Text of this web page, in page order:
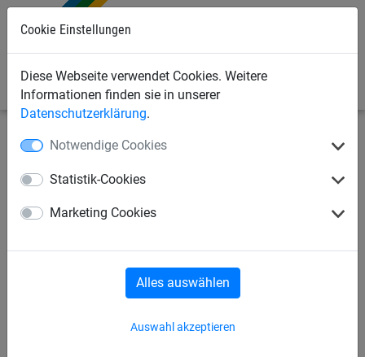
Cookie Einstellungen
Diese Webseite verwendet Cookies. Weitere
Informationen finden sie in unserer
Datenschutzerklärung.
Notwendige Cookies
Statistik-Cookies
Marketing Cookies
Auswahl akzeptieren
Alles auswählen
Industrienetze Abdecknetze und -planen Abdecknetze
Abdecknetz aus PP, ca. 2,3
mm stark, Maschenweite 45
mm